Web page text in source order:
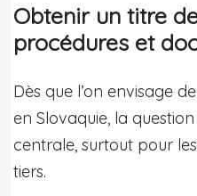
Obtenir un titre
procédures et
Dès que l’on envisage
en Slovaquie, la
centrale, surtout pour
tiers.